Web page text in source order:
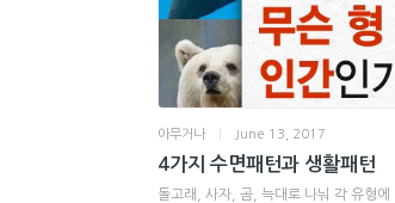
아무거나 June 13, 2017
4가지 수면패턴과 생활패턴
돌고래, 사자, 곰, 늑대로 나눠 각 유형에